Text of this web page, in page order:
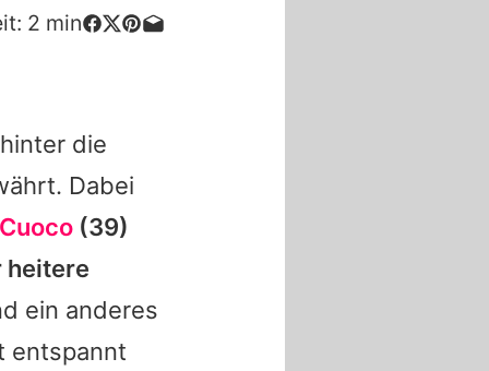
2 min
die
Dabei
(39)
heitere
ein anderes
entspannt